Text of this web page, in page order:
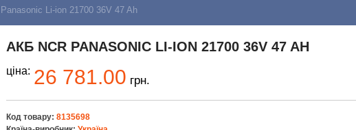
Li-ion 21700 36V 47 Ah
АКБ NCR PANASONIC LI-ION 21700 36V 47 AH
ціна: 26 781.00 грн.
Код товару: 8135698